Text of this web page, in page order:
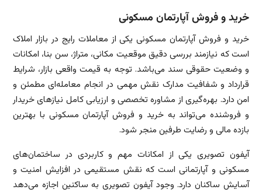
خرید و فروش آپارتمان مسکونی
خرید و فروش آپارتمان مسکونی یکی از معاملات رایج در بازار املاک
است که نیازمند بررسی دقیق موقعیت مکانی، متراژ، سن بنا، امکانات
و وضعیت حقوقی سند می‌باشد. توجه به قیمت واقعی بازار، شرایط
قرارداد و شفافیت مدارک نقش مهمی در انجام معامله‌ای مطمئن و
امن دارد. بهره‌گیری از مشاوره تخصصی و ارزیابی کامل نیازهای خریدار
و فروشنده می‌تواند به خرید و فروش آپارتمان مسکونی با بهترین
بازده مالی و رضایت طرفین منجر شود.
آیفون تصویری یکی از امکانات مهم و کاربردی در ساختمان‌های
مسکونی و آپارتمانی است که نقش مستقیمی در افزایش امنیت و
آسایش ساکنان دارد. وجود آیفون تصویری به ساکنین اجازه می‌دهد